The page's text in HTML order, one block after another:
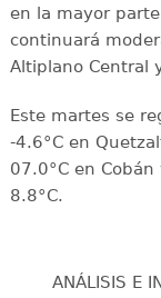
en la mayor
continuará
Altiplano Central
Este martes se
-4.6°C en
07.0°C en
8.8°C.
ANÁLISIS E